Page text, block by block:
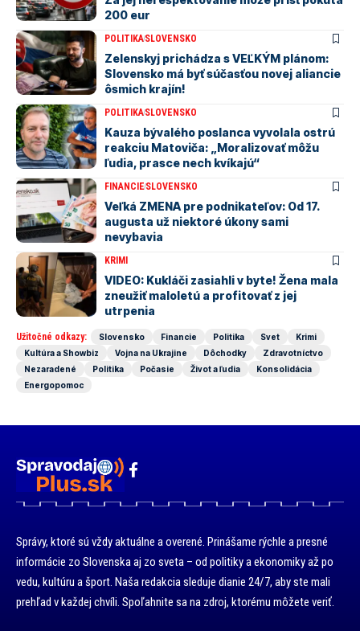
200 eur
POLITIKASLOVENSKO
Zelenskyj prichádza s VEĽKÝM plánom:
Slovensko má byť súčasťou novej aliancie
ôsmich krajín!
POLITIKASLOVENSKO
Kauza bývalého poslanca vyvolala ostrú
reakciu Matoviča: „Moralizovať môžu
ľudia, prasce nech kvíkajú“
FINANCIESLOVENSKO
Veľká ZMENA pre podnikateľov: Od 17.
augusta už niektoré úkony sami
nevybavia
KRIMI
VIDEO: Kukláči zasiahli v byte! Žena mala
zneužiť maloletú a profitovať z jej
utrpenia
Užitočné odkazy: Slovensko Financie Politika Svet
Krimi
Kultúra a Showbiz
Vojna na Ukrajine Dôchodky
Zdravotníctvo
Nezaradené
Politika Počasie Život a ľudia
Konsolidácia
Energopomoc
Správy, ktoré sú vždy aktuálne a overené. Prinášame rýchle a presné
informácie zo Slovenska aj zo sveta – od politiky a ekonomiky až po
vedu, kultúru a šport. Naša redakcia sleduje dianie 24/7, aby ste mali
prehľad v každej chvíli. Spoľahnite sa na zdroj, ktorému môžete veriť.